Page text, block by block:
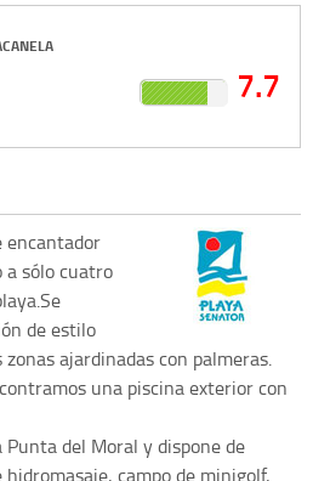
7.7
encantador
sólo cuatro
de estilo
ajardinadas con palmeras.
una piscina exterior con
del Moral y dispone de
campo de minigolf,